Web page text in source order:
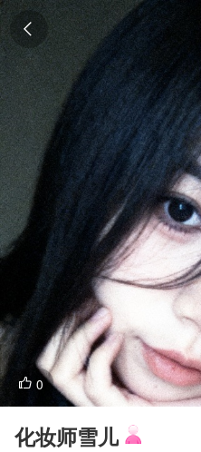

 0
化妆师雪儿